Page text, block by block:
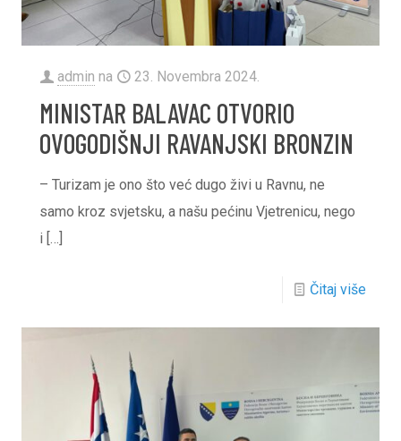
admin na 23. Novembra 2024.
MINISTAR BALAVAC OTVORIO
OVOGODIŠNJI RAVANJSKI BRONZIN
– Turizam je ono što već dugo živi u Ravnu, ne
samo kroz svjetsku, a našu pećinu Vjetrenicu, nego
i […]
Čitaj više